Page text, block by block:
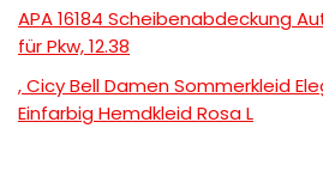
APA 16184 Scheibenabdeckung
für Pkw, 12.38
, Cicy Bell Damen Sommerkleid
Einfarbig Hemdkleid Rosa L